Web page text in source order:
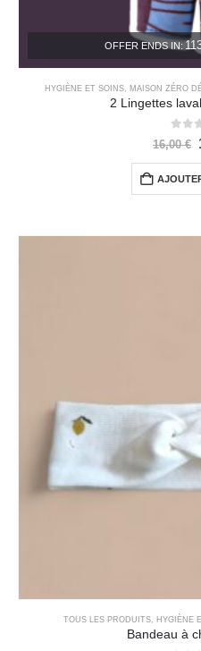
OFFER ENDS IN:
HYGIÈNE ET SOINS, MAISON ZÉRO
2 Lingettes
0
16,00€
TOUS LES PRODUITS, HYGIÈNE
Bandeau à